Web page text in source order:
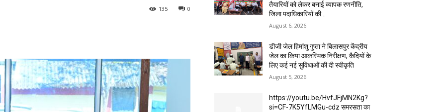
0
135
तैयारियों को लेकर बनाई व्यापक रणनीति,
जिला पदाधिकारियों की...
August 6, 2026
डीजी जेल हिमांशु गुप्ता ने बिलासपुर केंद्रीय
जेल का किया आकस्मिक निरीक्षण, कैदियों के
लिए कई नई सुविधाओं की दी स्वीकृति
August 5, 2026
https://youtu.be/HvfJFjMN2Kg?
si=CF-7K5YfLMGu-cdz समरसता का